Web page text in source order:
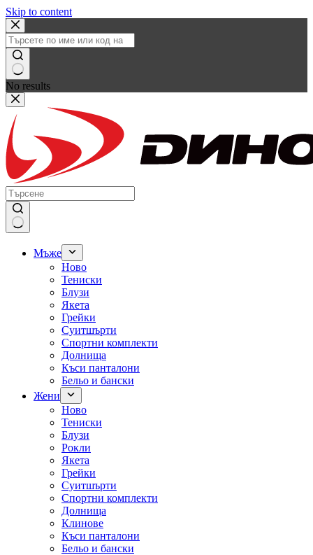
Skip to content
No results
Мъже
Ново
Тениски
Блузи
Якета
Грейки
Суитшърти
Спортни комплекти
Долнища
Къси панталони
Бельо и бански
Жени
Ново
Тениски
Блузи
Рокли
Якета
Грейки
Суитшърти
Спортни комплекти
Долнища
Клинове
Къси панталони
Бельо и бански